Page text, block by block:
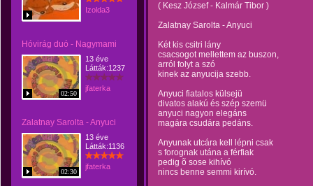
Izolda3
Hóvirág duó - Nagymami
02:50
13 éve
Látták:1237
jfaterka
Zalatnay Sarolta - Anyuci
02:30
13 éve
Látták:1136
jfaterka
( Kesz József - Kalmár Tibor )
Zalatnay Sarolta - Anyuci
Két kis csitri lány
csacsogot mellettem az buszon,
arról folyt a szó
kinek az anyucija szebb.
Anyuci fiatalos külsejü
divatos alakú és szép szemü
anyuci nagyon elegáns
magára csudára pedáns.
Anyunak utcára kell lépni csak
s forognak utána a férfiak
pedig õ sose kihívó
nincs benne semmi kirívó.